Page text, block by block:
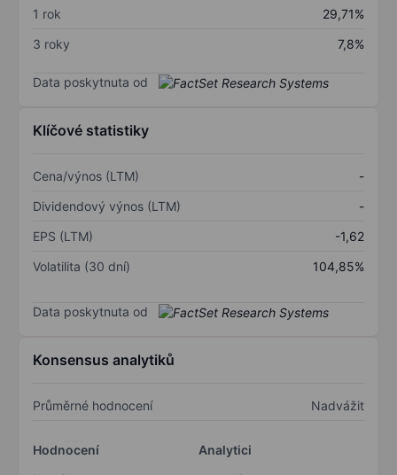
1 rok
29,71%
3 roky
7,8%
Data poskytnuta od
Klíčové statistiky
Cena/výnos (LTM)
-
Dividendový výnos (LTM)
-
EPS (LTM)
-1,62
Volatilita (30 dní)
104,85%
Data poskytnuta od
Konsensus analytiků
Průměrné hodnocení Nadvážit
Hodnocení
Analytici